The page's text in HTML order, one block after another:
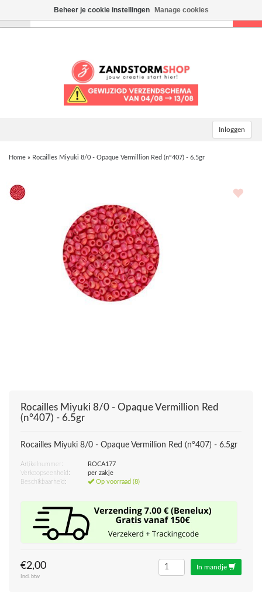
Inloggen
Home » Rocailles Miyuki 8/0 - Opaque Vermillion Red (n°407) - 6.5gr
Rocailles Miyuki 8/0 - Opaque Vermillion Red
(n°407) - 6.5gr
Rocailles Miyuki 8/0 - Opaque Vermillion Red (n°407) - 6.5gr
Artikelnummer:
ROCA177
Verkoopseenheid:
per zakje
Beschikbaarheid:
Op voorraad (8)
€2,00
Incl. btw
In mandje
Beheer je cookie instellingen Manage cookies